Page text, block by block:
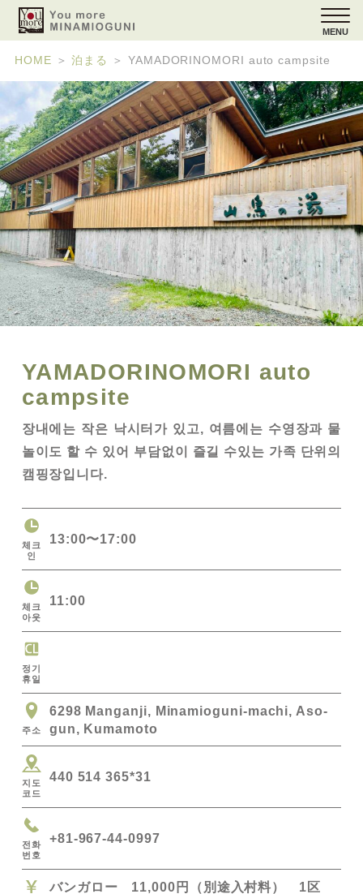
MENU
HOME ＞泊まる ＞ YAMADORINOMORI auto campsite
YAMADORINOMORI auto
campsite
장내에는 작은 낙시터가 있고, 여름에는 수영장과 물
놀이도 할 수 있어 부담없이 즐길 수있는 가족 단위의
캠핑장입니다.
체크
인
13:00〜17:00
체크
아웃
11:00
정기
휴일
주소
6298 Manganji, Minamioguni-machi, Aso-
gun, Kumamoto
지도
코드
440 514 365*31
전화
번호
+81-967-44-0997
バンガロー 11,000円（別途入村料） 1区